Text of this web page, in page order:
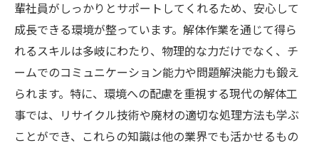
輩社員がしっかりとサポートしてくれるため、安心して
成長できる環境が整っています。解体作業を通じて得ら
れるスキルは多岐にわたり、物理的な力だけでなく、チ
ームでのコミュニケーション能力や問題解決能力も鍛え
られます。特に、環境への配慮を重視する現代の解体工
事では、リサイクル技術や廃材の適切な処理方法も学ぶ
ことができ、これらの知識は他の業界でも活かせるもの